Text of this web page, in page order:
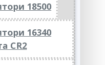
18500
16340
CR2